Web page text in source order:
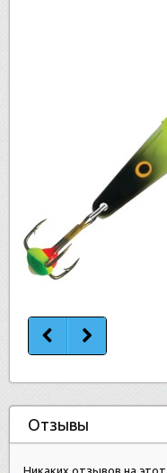
Отзывы
Никаких отзывов на этот